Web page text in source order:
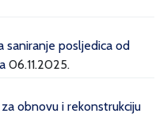
saniranje posljedica od
06.11.2025.
obnovu i rekonstrukciju